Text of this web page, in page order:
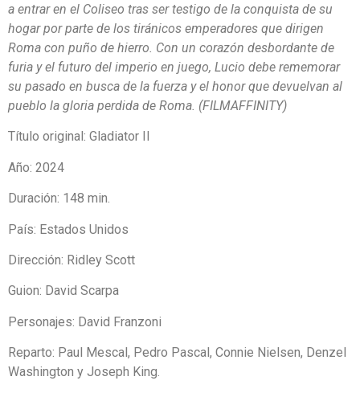
a entrar en el Coliseo tras ser testigo de la conquista de su
hogar por parte de los tiránicos emperadores que dirigen
Roma con puño de hierro. Con un corazón desbordante de
furia y el futuro del imperio en juego, Lucio debe rememorar
su pasado en busca de la fuerza y el honor que devuelvan al
pueblo la gloria perdida de Roma. (FILMAFFINITY)
Título original: Gladiator II
Año: 2024
Duración: 148 min.
País: Estados Unidos
Dirección: Ridley Scott
Guion: David Scarpa
Personajes: David Franzoni
Reparto: Paul Mescal, Pedro Pascal, Connie Nielsen, Denzel
Washington y Joseph King.